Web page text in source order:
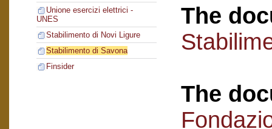
Unione esercizi elettrici -
UNES
Stabilimento di Novi Ligure
Stabilimento di Savona
Finsider
The
The